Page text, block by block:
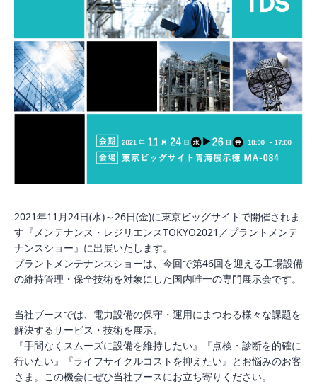
2021年11月24日(水)～26日(金)に東京ビッグサイトで開催されま
す『メンテナンス・レジリエンスTOKYO2021／プラントメンテ
ナンスショー』に出展いたします。
プラントメンテナンスショーは、今回で第46回を迎える工場設備
の維持管理・保全技術を対象にした国内唯一の専門展示会です。
当社ブースでは、電力設備の保守・運用にまつわる様々な課題を
解決するサービス・技術を展示。
『手間なくスムーズに設備を維持したい』『点検・診断を的確に
行いたい』『ライフサイクルコストを抑えたい』とお悩みのお客
さま。この機会にぜひ当社ブースにお立ち寄りください。